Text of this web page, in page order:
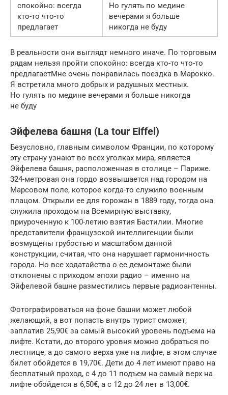
спокойно: всегда
кто-то что-то
предлагает
Но гулять по медине
вечерами я больше
никогда не буду
В реальности они выглядт немного иначе. По торговым
рядам нельзя пройти спокойно: всегда кто-то что-то
предлагаетМне очень понравилась поездка в Марокко.
Я встретила много добрых и радушных местных.
Но гулять по медине вечерами я больше никогда
не буду
Эйфелева башня (La tour Eiffel)
Безусловно, главным символом Франции, по которому
эту страну узнают во всех уголках мира, является
Эйфелева башня, расположенная в столице – Париже.
324-метровая она гордо возвышается над городом на
Марсовом поле, которое когда-то служило военным
плацом. Открыли ее для горожан в 1889 году, тогда она
служила проходом на Всемирную выставку,
приуроченную к 100-летию взятия Бастилии. Многие
представители французской интеллигенции были
возмущены грубостью и масштабом данной
конструкции, считая, что она нарушает гармоничность
города. Но все ходатайства о ее демонтаже были
отклонены с приходом эпохи радио – именно на
Эйфелевой башне разместились первые радиоантенны.
Фотографироваться на фоне башни может любой
желающий, а вот попасть внутрь турист сможет,
заплатив 25,90€ за самый высокий уровень подъема на
лифте. Кстати, до второго уровня можно добраться по
лестнице, а до самого верха уже на лифте, в этом случае
билет обойдется в 19,70€. Дети до 4 лет имеют право на
бесплатный проход, с 4 до 11 подъем на самый верх на
лифте обойдется в 6,50€, а с 12 до 24 лет в 13,00€.